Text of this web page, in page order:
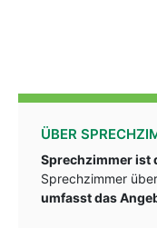
ÜBER
Sprechzimmer ist
Sprechzimmer
umfasst das